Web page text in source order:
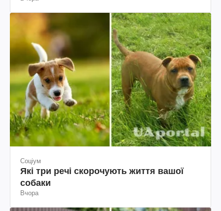
Соціум
Які три речі скорочують життя вашої
собаки
Вчора